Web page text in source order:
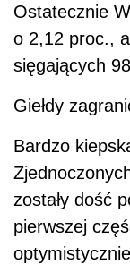
Ostatecznie
o 2,12 proc.,
sięgających
Giełdy
Bardzo
zostały dość
pierwszej